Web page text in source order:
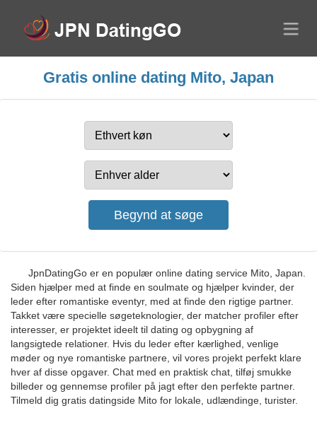
Gratis online dating Mito, Japan
JpnDatingGo er en populær online dating service Mito, Japan.
Siden hjælper med at finde en soulmate og hjælper kvinder, der
leder efter romantiske eventyr, med at finde den rigtige partner.
Takket være specielle søgeteknologier, der matcher profiler efter
interesser, er projektet ideelt til dating og opbygning af
langsigtede relationer. Hvis du leder efter kærlighed, venlige
møder og nye romantiske partnere, vil vores projekt perfekt klare
hver af disse opgaver. Chat med en praktisk chat, tilføj smukke
billeder og gennemse profiler på jagt efter den perfekte partner.
Tilmeld dig gratis datingside Mito for lokale, udlændinge, turister.